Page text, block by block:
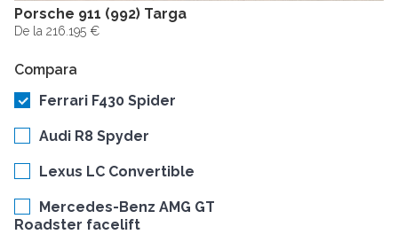
Porsche 911 (992) Targa
De la 216.195 €
Compara
Ferrari F430 Spider
Audi R8 Spyder
Lexus LC Convertible
Mercedes-Benz AMG GT
Roadster facelift